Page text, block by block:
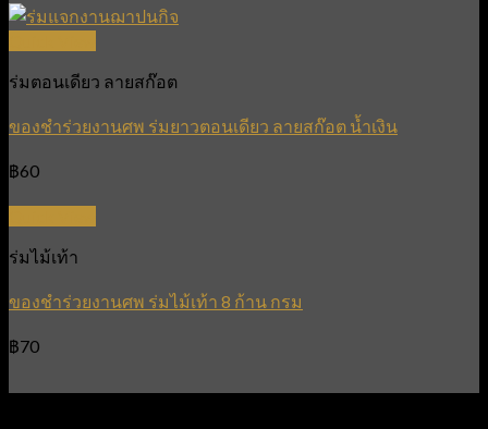
ร่มตอนเดียว ลายสก๊อต
ของชำร่วยงานศพ ร่มยาวตอนเดียว ลายสก๊อต น้ำเงิน
฿60
ร่มไม้เท้า
ของชำร่วยงานศพ ร่มไม้เท้า 8 ก้าน กรม
฿70